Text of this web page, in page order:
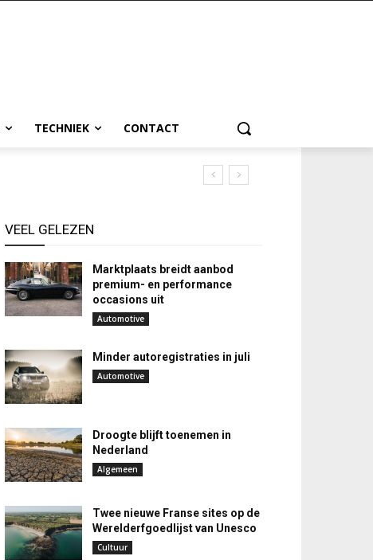
TECHNIEK CONTACT
VEEL GELEZEN
Marktplaats breidt aanbod
premium- en performance
occasions uit
Automotive
Minder autoregistraties in juli
Automotive
Droogte blijft toenemen in
Nederland
Algemeen
Twee nieuwe Franse sites op de
Werelderfgoedlijst van Unesco
Cultuur